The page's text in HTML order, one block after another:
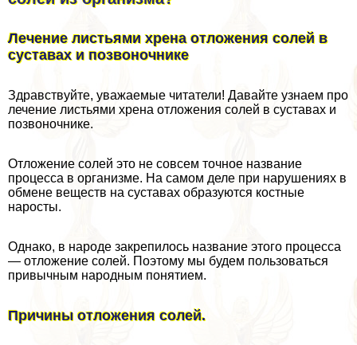
Лечение листьями хрена отложения солей в
суставах и позвоночнике
Здравствуйте, уважаемые читатели! Давайте узнаем про
лечение листьями хрена отложения солей в суставах и
позвоночнике.
Отложение солей это не совсем точное название
процесса в организме. На самом деле при нарушениях в
обмене веществ на суставах образуются костные
наросты.
Однако, в народе закрепилось название этого процесса
— отложение солей. Поэтому мы будем пользоваться
привычным народным понятием.
Причины отложения солей.